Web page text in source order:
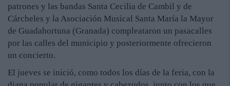
patrones y las bandas Santa Cecilia de Cambil y de
Cárcheles y la Asociación Musical Santa María la Mayor
de Guadahortuna (Granada) compleataron un pasacalles
por las calles del municipio y posteriormente ofrecieron
un concierto.
El jueves se inició, como todos los días de la feria, con la